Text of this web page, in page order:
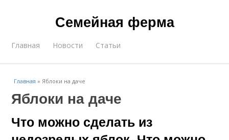
Семейная ферма
Главная Новости Статьи
Главная »Яблоки на даче
Яблоки на даче
Что можно сделать из